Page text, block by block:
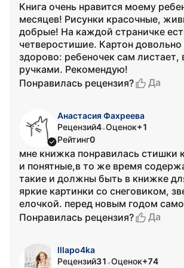
Книга очень нравится моему
месяцев! Рисунки красочные,
добрые! На каждой страничке
четверостишие. Картон
здорово: ребеночек сам листает,
ручками. Рекомендую!
Понравилась рецензия?
Да
Анастасия Фахреева
Рецензий4•Оценок+1
Рейтинг0
мне книжка понравилась стишки
и понятные,в то же время
такие и должны быть в книжке
яркие картинки со снеговиком,
елочкой. перед новым годом
Понравилась рецензия?
Да
lllapo4ka
Рецензий31 •Оценок+74